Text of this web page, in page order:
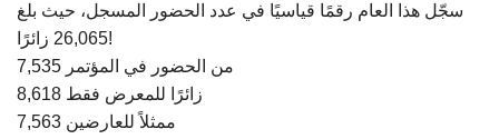
سجّل هذا العام رقمًا قياسيًا في عدد الحضور المسجل، حيث بلغ
26,065 زائرًا!
7,535 من الحضور في المؤتمر
8,618 زائرًا للمعرض فقط
7,563 ممثلاً للعارضين